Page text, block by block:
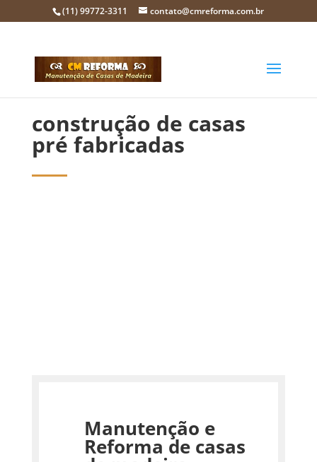
(11) 99772-3311 contato@cmreforma.com.br
construção de casas
pré fabricadas
Manutenção e
Reforma de casas